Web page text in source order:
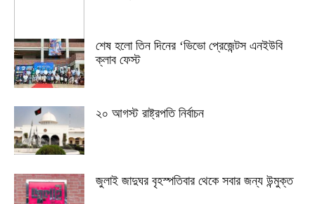
শেষ হলো তিন দিনের ‘ভিভো প্রেজেন্টস এনইউবি
ক্লাব ফেস্ট
২০ আগস্ট রাষ্ট্রপতি নির্বাচন
জুলাই জাদুঘর বৃহস্পতিবার থেকে সবার জন্য উন্মুক্ত